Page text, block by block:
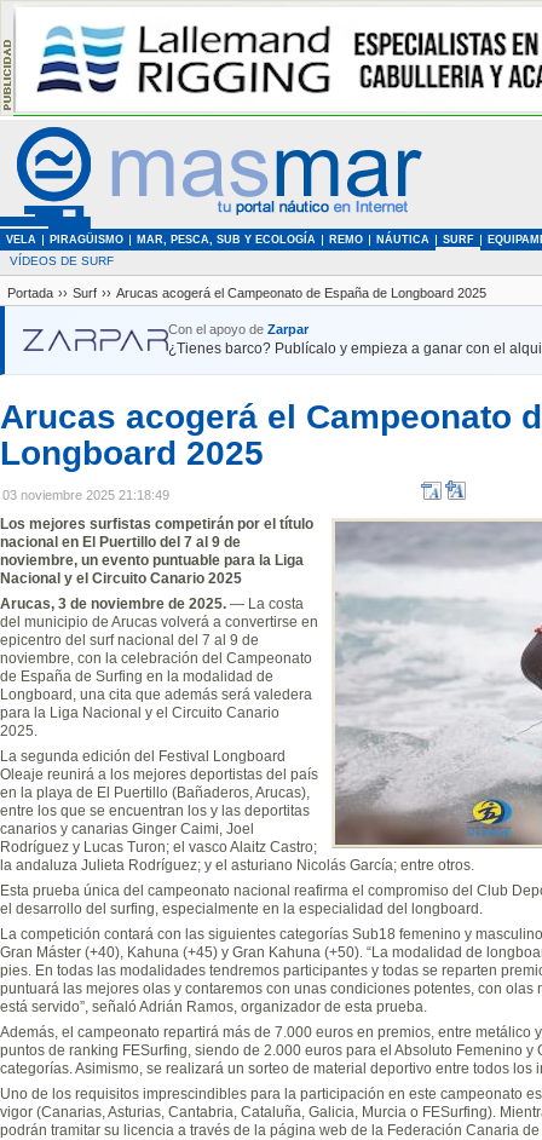
VELA PIRAGÜISMO MAR, PESCA, SUB Y ECOLOGÍA REMO NÁUTICA SURF
VÍDEOS DE SURF
Portada ›› Surf ›› Arucas acogerá el Campeonato de España de Longboard 2025
Con el apoyo de Zarpar
¿Tienes barco? Publícalo y empieza a ganar con el
Arucas acogerá el Campeonato
Longboard 2025
03 noviembre 2025 21:18:49
Los mejores surfistas competirán por el título
nacional en El Puertillo del 7 al 9 de
noviembre, un evento puntuable para la Liga
Nacional y el Circuito Canario 2025
Arucas, 3 de noviembre de 2025. — La costa
del municipio de Arucas volverá a convertirse en
epicentro del surf nacional del 7 al 9 de
noviembre, con la celebración del Campeonato
de España de Surfing en la modalidad de
Longboard, una cita que además será valedera
para la Liga Nacional y el Circuito Canario
2025.
La segunda edición del Festival Longboard
Oleaje reunirá a los mejores deportistas del país
en la playa de El Puertillo (Bañaderos, Arucas),
entre los que se encuentran los y las deportitas
canarios y canarias Ginger Caimi, Joel
Rodríguez y Lucas Turon; el vasco Alaitz Castro;
la andaluza Julieta Rodríguez; y el asturiano Nicolás García; entre otros.
Esta prueba única del campeonato nacional reafirma el compromiso del Club
el desarrollo del surfing, especialmente en la especialidad del longboard.
La competición contará con las siguientes categorías Sub18 femenino y
Gran Máster (+40), Kahuna (+45) y Gran Kahuna (+50). “La modalidad de
pies. En todas las modalidades tendremos participantes y todas se reparten
puntuará las mejores olas y contaremos con unas condiciones potentes, con
está servido”, señaló Adrián Ramos, organizador de esta prueba.
Además, el campeonato repartirá más de 7.000 euros en premios, entre metálico
puntos de ranking FESurfing, siendo de 2.000 euros para el Absoluto Femenino y
categorías. Asimismo, se realizará un sorteo de material deportivo entre todos los
Uno de los requisitos imprescindibles para la participación en este campeonato
vigor (Canarias, Asturias, Cantabria, Cataluña, Galicia, Murcia o FESurfing).
podrán tramitar su licencia a través de la página web de la Federación Canaria de